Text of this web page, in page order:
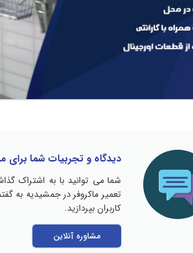
دیدگاه و تجربیات شما برای
شما می توانید با به اشتراک
تعمیر ماکروفر در جمشیدیه به
کاربران بپردازید.
مشاوره آنلاین